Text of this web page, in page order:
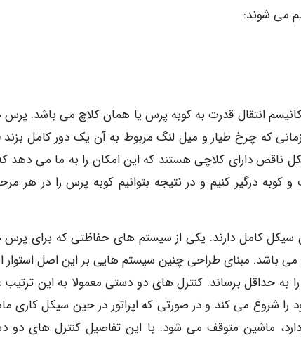
می شوند:
انتقال قدرت به کوبه پرس یا همان کلاچ می باشد.
که چرخ طیار و میل لنگ مربوط به آن یک دور کامل
ناقص دارای کلاچی هستند که این امکان را به ما می دهد
کوبه درگیر کنیم و در نتیجه بتوانیم کوبه پرس را در هر
کامل دارند. یکی از سیستم های حفاظتی که برای
باشد. مبنای طراحی چنین سیستم هایی بر این اصل
به حداقل برساند. کنترل های دو دستی معمولا به این
را شروع می کند و در صورتی که اپراتور در حین سیکل کاری
ماشین متوقف می شود. با این تفاصیل کنترل های دو